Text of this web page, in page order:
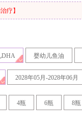
疗】
DHA 婴幼儿鱼油
2028年05月-2028年06月
4瓶 6瓶 8瓶